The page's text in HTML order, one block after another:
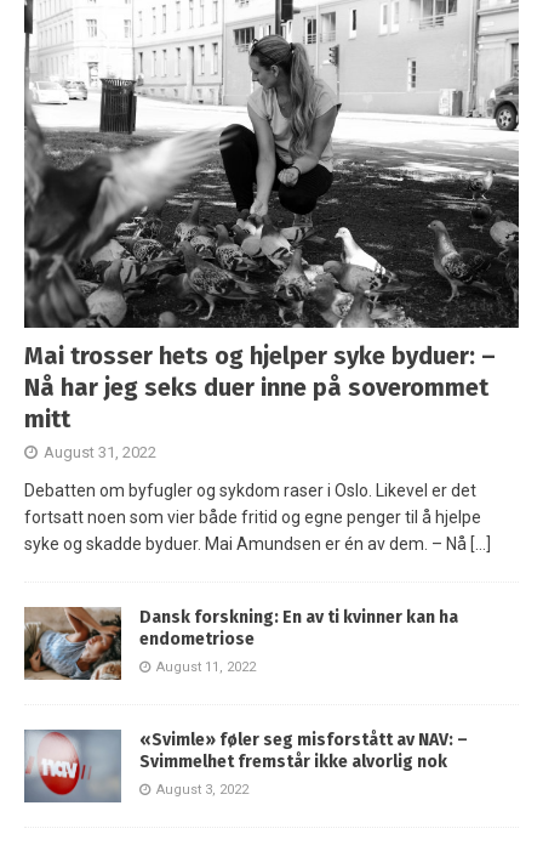
Mai trosser hets og hjelper syke byduer: –
Nå har jeg seks duer inne på soverommet
mitt
August 31, 2022
Debatten om byfugler og sykdom raser i Oslo. Likevel er det
fortsatt noen som vier både fritid og egne penger til å hjelpe
syke og skadde byduer. Mai Amundsen er én av dem. – Nå […]
Dansk forskning: En av ti kvinner kan ha
endometriose
August 11, 2022
«Svimle» føler seg misforstått av NAV: –
Svimmelhet fremstår ikke alvorlig nok
August 3, 2022